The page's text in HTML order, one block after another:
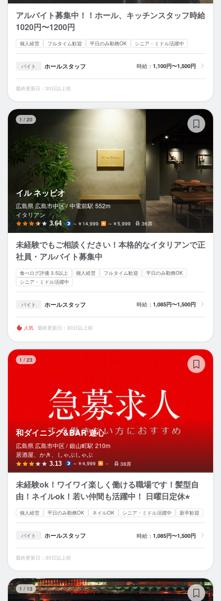
アルバイト募集中！！ホール、キッチンスタッフ時給
1020円〜1200円
個人経営 フルタイム歓迎 平日のみ勤務OK シニア・ミドル活躍中
バイト ホールスタッフ 時給： 1,100円〜1,500円
最終更新日：30日以上前
1 / 20
イル ネッビオ
広島県 広島市中区 / 中電前駅 552m
イタリアン
3.64 ～￥14,999 ～￥5,999 36席
未経験でもご相談ください！本格的なイタリアンで正
社員・アルバイト募集中
食べログ評価 3.5以上 個人経営 フルタイム歓迎
平日のみ勤務OK
シニア・ミドル活躍中
バイト ホールスタッフ 時給： 1,085円〜1,500円
人気 最終更新日：30日以上前
1 / 23
和ダイニング&BAR 遊心
広島県 広島市中区 / 銀山町駅 210m
居酒屋、かき、しゃぶしゃぶ
3.13 ～￥4,999 － 38席
未経験ok！ワイワイ楽しく働ける職場です！髪型自
由！ネイルok！若い仲間も活躍中！ 日曜日定休⭐︎
個人経営 平日のみ勤務OK ネイルOK シニア・ミドル活躍中 新卒歓迎
バイト ホールスタッフ 時給： 1,085円〜1,500円
最終更新日：30日以上前
1 / 13